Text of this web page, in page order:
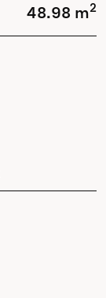
48.98 m2